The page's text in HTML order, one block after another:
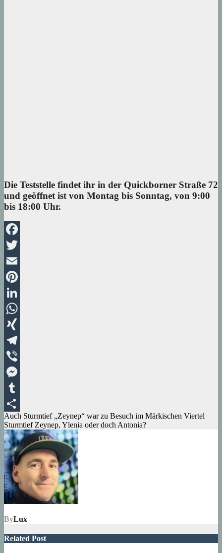
Die Teststelle findet ihr in der Quickborner Straße 72
und geöffnet ist von Montag bis Sonntag, von 9:00
bis 18:00 Uhr.
Facebook
Twitter
Email
Pinterest
LinkedIn
WhatsApp
XING
Telegram
Viber
Messenger
Tumblr
Teilen
Beitragsnavigation
Auch Sturmtief „Zeynep“ war zu Besuch im Märkischen Viertel
Sturmtief Zeynep, Ylenia oder doch Antonia?
ByLux
Related Post